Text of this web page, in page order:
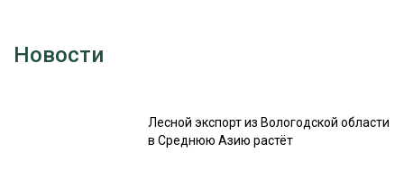
Новости
Лесной экспорт из Вологодской области
в Среднюю Азию растёт